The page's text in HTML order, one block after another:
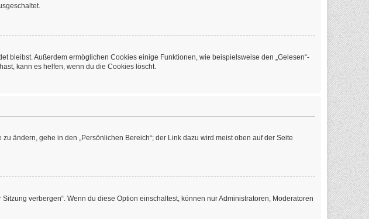
bleibst. Außerdem ermöglichen Cookies einige Funktionen, wie beispielsweise den „Gelesen“-
kann es helfen, wenn du die Cookies löscht.
ändern, gehe in den „Persönlichen Bereich“; der Link dazu wird meist oben auf der Seite
verbergen“. Wenn du diese Option einschaltest, können nur Administratoren, Moderatoren